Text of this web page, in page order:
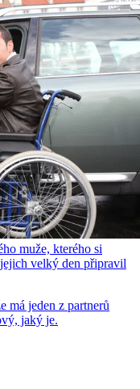
muže, kterého si
velký den připravil
má jeden z partnerů
jaký je.